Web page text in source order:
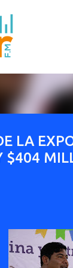
LA
$404